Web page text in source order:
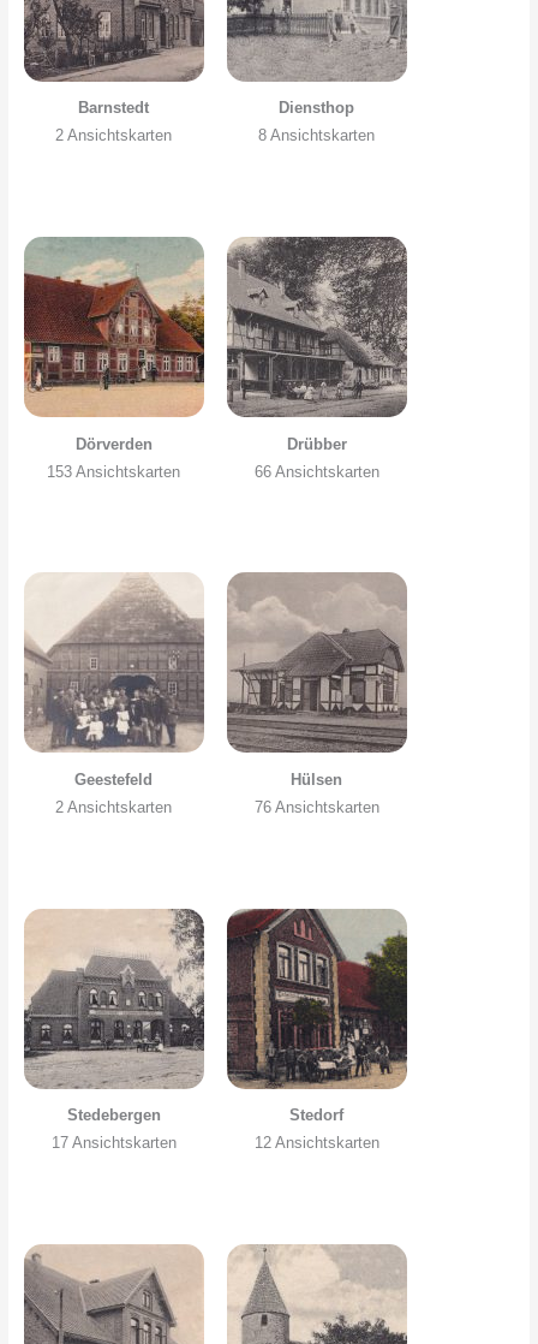
Barnstedt
2 Ansichtskarten
Diensthop
8 Ansichtskarten
Dörverden
153 Ansichtskarten
Drübber
66 Ansichtskarten
Geestefeld
2 Ansichtskarten
Hülsen
76 Ansichtskarten
Stedebergen
17 Ansichtskarten
Stedorf
12 Ansichtskarten